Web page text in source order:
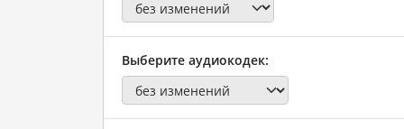
Выберите аудиокодек: